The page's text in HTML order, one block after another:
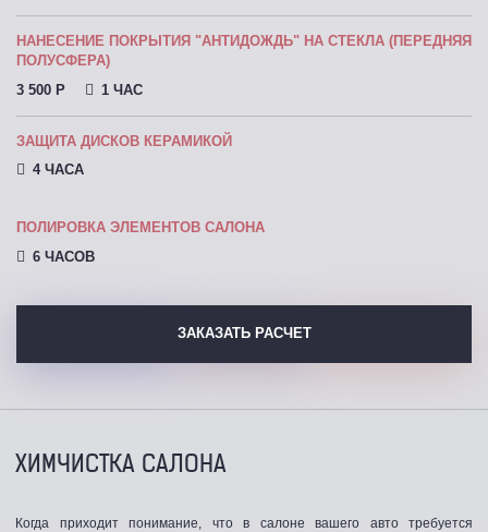
НАНЕСЕНИЕ ПОКРЫТИЯ "АНТИДОЖДЬ" НА СТЕКЛА (ПЕРЕДНЯЯ
ПОЛУСФЕРА)
3 500 P
1 ЧАС
ЗАЩИТА ДИСКОВ КЕРАМИКОЙ
4 ЧАСА
ПОЛИРОВКА ЭЛЕМЕНТОВ САЛОНА
6 ЧАСОВ
ЗАКАЗАТЬ РАСЧЕТ
ХИМЧИСТКА САЛОНА
Когда приходит понимание, что в салоне вашего авто требуется